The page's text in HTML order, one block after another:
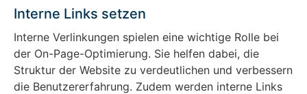
Interne Links setzen
Interne Verlinkungen spielen eine wichtige Rolle bei
der On-Page-Optimierung. Sie helfen dabei, die
Struktur der Website zu verdeutlichen und verbessern
die Benutzererfahrung. Zudem werden interne Links